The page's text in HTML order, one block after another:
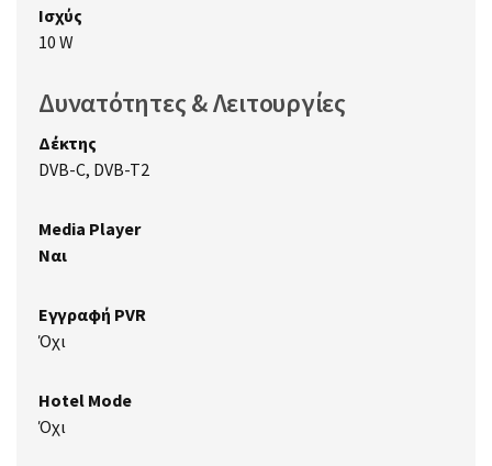
Ισχύς
10 W
Δυνατότητες & Λειτουργίες
Δέκτης
DVB-C, DVB-T2
Media Player
Ναι
Εγγραφή PVR
Όχι
Hotel Mode
Όχι